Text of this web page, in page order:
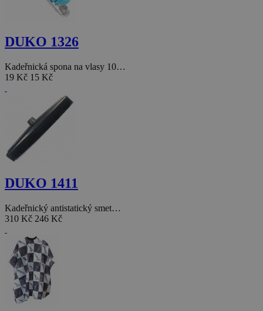
DUKO 1326
Kadeřnická spona na vlasy 10…
19 Kč 15 Kč
DUKO 1411
Kadeřnický antistatický smet…
310 Kč 246 Kč